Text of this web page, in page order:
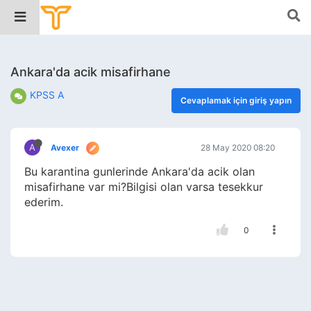
Ankara'da acik misafirhane
KPSS A Cevaplamak için giriş yapın
A Avexer 28 May 2020 08:20
Bu karantina gunlerinde Ankara'da acik olan
misafirhane var mi?Bilgisi olan varsa tesekkur
ederim.
0